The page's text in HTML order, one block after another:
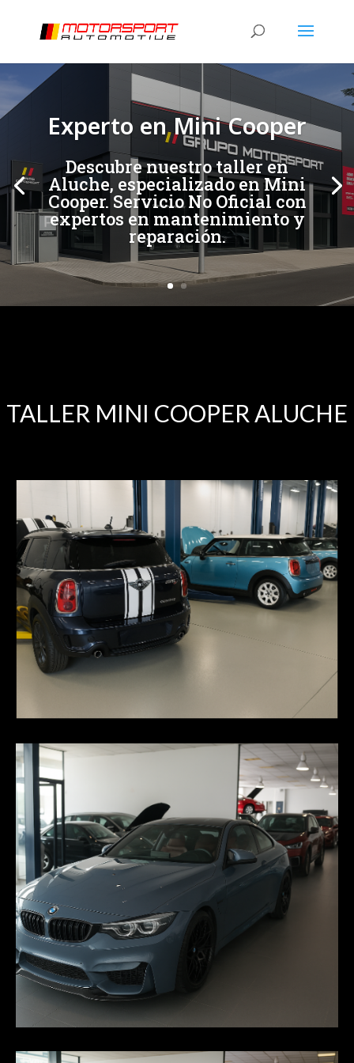
Experto en Mini Cooper
Descubre nuestro taller en
Aluche, especializado en Mini
Cooper. Servicio No Oficial con
expertos en mantenimiento y
reparación.
[/et_pb_slide] [/et_pb_slide]
TALLER MINI COOPER ALUCHE